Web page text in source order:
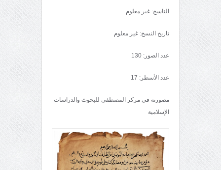
الناسخ: غير معلوم
تاريخ النسخ: غير معلوم
عدد الصور: 130
عدد الأسطر: 17
مصورته في مركز المصطفى للبحوث والدراسات
الإسلامية